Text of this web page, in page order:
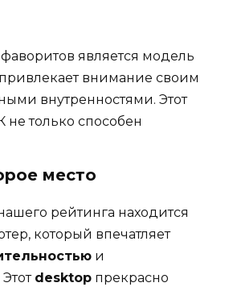
является модель
привлекает внимание своим
внутренностями. Этот
только способен
место
рейтинга находится
который впечатляет
и
desktop прекрасно